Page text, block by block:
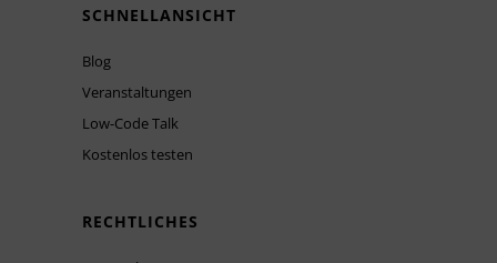
SCHNELLANSICHT
Blog
Veranstaltungen
Low-Code Talk
Kostenlos testen
RECHTLICHES